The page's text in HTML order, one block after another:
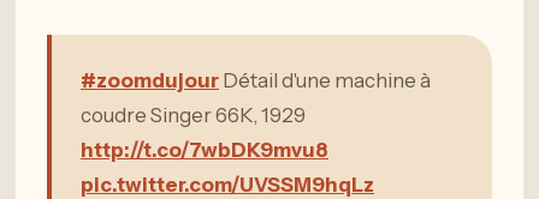
#zoomdujour Détail d'une machine à
coudre Singer 66K, 1929
http://t.co/7wbDK9mvu8
pic.twitter.com/UVSSM9hqLz